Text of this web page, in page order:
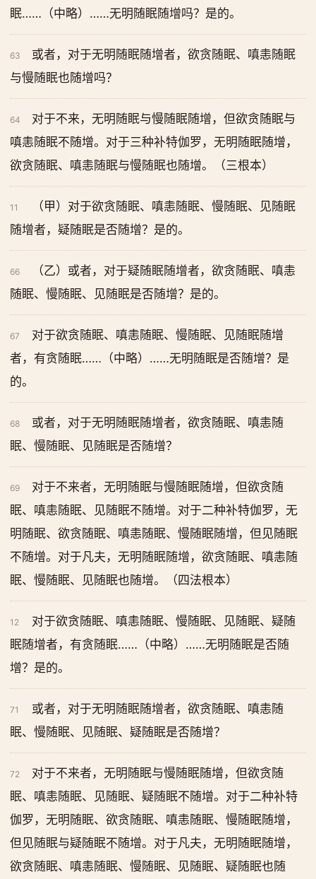
眠……（中略）……无明随眠随增吗？是的。
63
或者，对于无明随眠随增者，欲贪随眠、嗔恚随眠
与慢随眠也随增吗？
64
对于不来，无明随眠与慢随眠随增，但欲贪随眠与
嗔恚随眠不随增。对于三种补特伽罗，无明随眠随增，
欲贪随眠、嗔恚随眠与慢随眠也随增。（三根本）
11
（甲）对于欲贪随眠、嗔恚随眠、慢随眠、见随眠
随增者，疑随眠是否随增？是的。
66
（乙）或者，对于疑随眠随增者，欲贪随眠、嗔恚
随眠、慢随眠、见随眠是否随增？是的。
67
对于欲贪随眠、嗔恚随眠、慢随眠、见随眠随增
者，有贪随眠……（中略）……无明随眠是否随增？是
的。
68
或者，对于无明随眠随增者，欲贪随眠、嗔恚随
眠、慢随眠、见随眠是否随增？
69
对于不来者，无明随眠与慢随眠随增，但欲贪随
眠、嗔恚随眠、见随眠不随增。对于二种补特伽罗，无
明随眠、欲贪随眠、嗔恚随眠、慢随眠随增，但见随眠
不随增。对于凡夫，无明随眠随增，欲贪随眠、嗔恚随
眠、慢随眠、见随眠也随增。（四法根本）
12
对于欲贪随眠、嗔恚随眠、慢随眠、见随眠、疑随
眠随增者，有贪随眠……（中略）……无明随眠是否随
增？是的。
71
或者，对于无明随眠随增者，欲贪随眠、嗔恚随
眠、慢随眠、见随眠、疑随眠是否随增？
72
对于不来者，无明随眠与慢随眠随增，但欲贪随
眠、嗔恚随眠、见随眠、疑随眠不随增。对于二种补特
伽罗，无明随眠、欲贪随眠、嗔恚随眠、慢随眠随增，
但见随眠与疑随眠不随增。对于凡夫，无明随眠随增，
欲贪随眠、嗔恚随眠、慢随眠、见随眠、疑随眠也随